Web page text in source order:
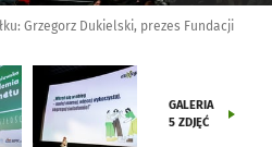
Grzegorz Dukielski, prezes Fundacji
GALERIA
5 ZDJĘĆ